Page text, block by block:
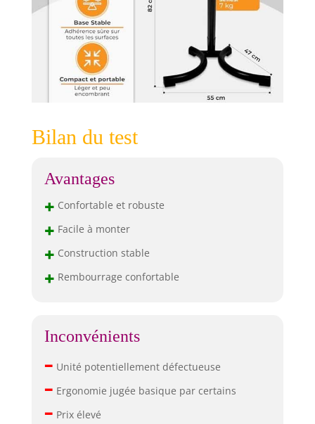
Bilan du test
Avantages
+ Confortable et robuste
+ Facile à monter
+ Construction stable
+ Rembourrage confortable
Inconvénients
– Unité potentiellement défectueuse
– Ergonomie jugée basique par certains
– Prix élevé